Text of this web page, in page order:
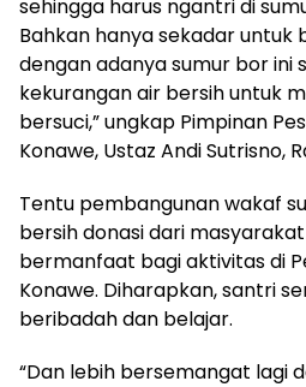
sehingga harus ngantri di
Bahkan hanya sekadar untuk
dengan adanya sumur bor ini
kekurangan air bersih untuk
bersuci,” ungkap Pimpinan
Konawe, Ustaz Andi Sutrisno,
Tentu pembangunan wakaf
bersih donasi dari
bermanfaat bagi aktivitas di
Konawe. Diharapkan, santri
beribadah dan belajar.
“Dan lebih bersemangat lagi